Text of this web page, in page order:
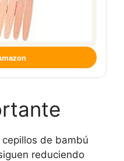
de bambú
reduciendo